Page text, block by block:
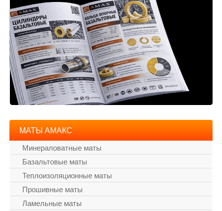
МАТЫ АМАКС
Минераловатные маты
Базальтовые маты
Теплоизоляционные маты
Прошивные маты
Ламельные маты